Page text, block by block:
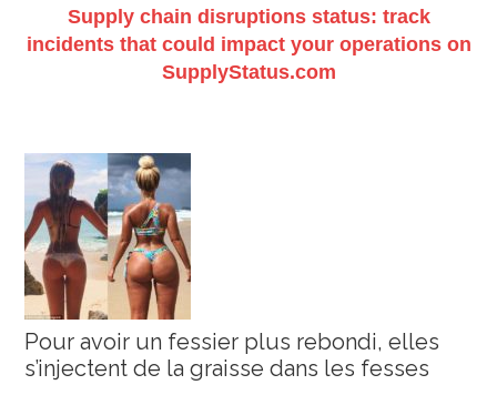
Supply chain disruptions status: track
incidents that could impact your operations on
SupplyStatus.com
Pour avoir un fessier plus rebondi, elles
s’injectent de la graisse dans les fesses